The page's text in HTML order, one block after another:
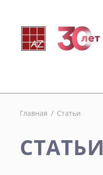
Главная / Статьи
СТАТЬИ